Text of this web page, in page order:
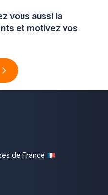
vous aussi la
et motivez vos
de France